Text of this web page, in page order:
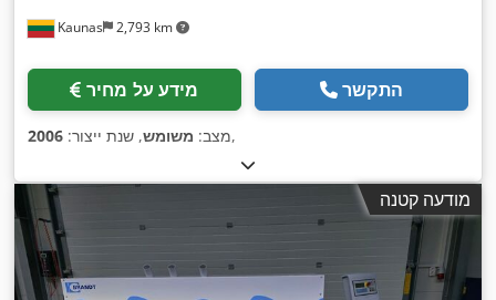
Kaunas 2,793 km
מידע על מחיר התקשר
מצב: משומש, שנת ייצור: 2006 ,
מודעה קטנה